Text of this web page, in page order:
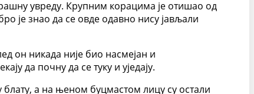
увреду. Крупним корацима је отишао од
је знао да се овде одавно нису јављали
он никада није био насмејан и
да почну да се туку и уједају.
блату, а на њеном буцмастом лицу су остали